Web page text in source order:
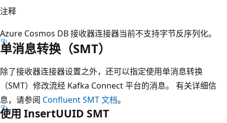
注释
Azure Cosmos DB 接收器连接器当前不支持字节反序列化。
单消息转换（SMT）
除了接收器连接器设置之外，还可以指定使用单消息转换
（SMT）修改流经 Kafka Connect 平台的消息。 有关详细信
息，请参阅 Confluent SMT 文档。
使用 InsertUUID SMT